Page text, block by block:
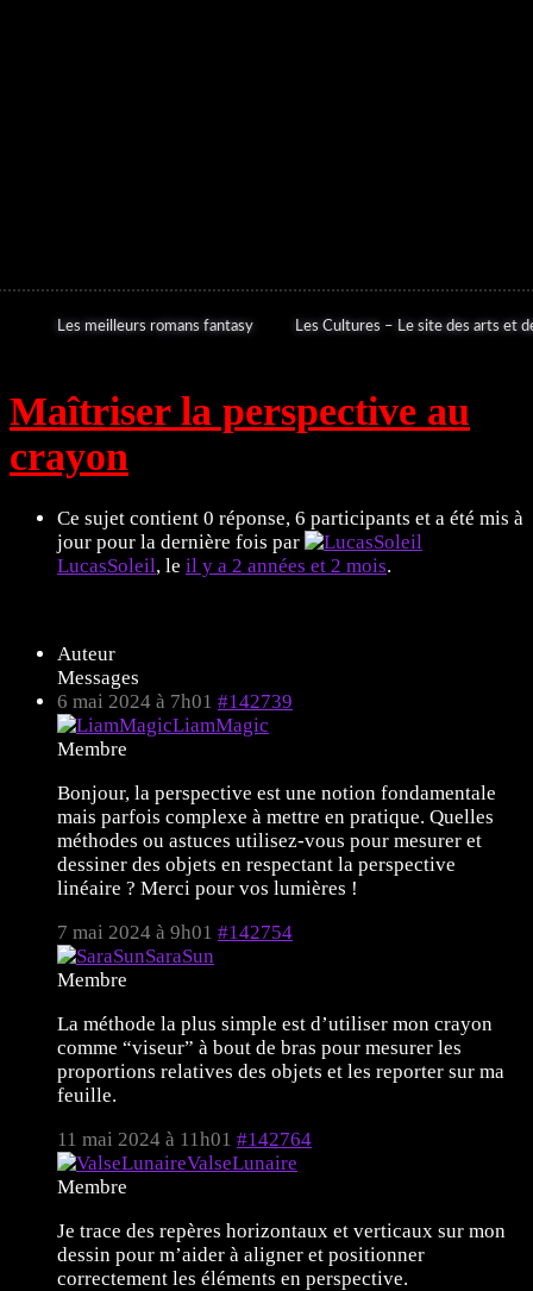
Les meilleurs romans fantasy Les Cultures – Le site des arts et
Maîtriser la perspective au
crayon
Ce sujet contient 0 réponse, 6 participants et a été mis à
jour pour la dernière fois par
LucasSoleil, le il y a 2 années et 2 mois.
Auteur
Messages
6 mai 2024 à 7h01 #142739
LiamMagic
Membre
Bonjour, la perspective est une notion fondamentale
mais parfois complexe à mettre en pratique. Quelles
méthodes ou astuces utilisez-vous pour mesurer et
dessiner des objets en respectant la perspective
linéaire ? Merci pour vos lumières !
7 mai 2024 à 9h01 #142754
SaraSun
Membre
La méthode la plus simple est d’utiliser mon crayon
comme “viseur” à bout de bras pour mesurer les
proportions relatives des objets et les reporter sur ma
feuille.
11 mai 2024 à 11h01 #142764
ValseLunaire
Membre
Je trace des repères horizontaux et verticaux sur mon
dessin pour m’aider à aligner et positionner
correctement les éléments en perspective.